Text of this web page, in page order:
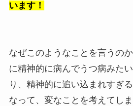
います！
なぜこのようなことを言うの
に精神的に病んでうつ病みた
り、精神的に追い込まれすぎ
なって、変なことを考えてし